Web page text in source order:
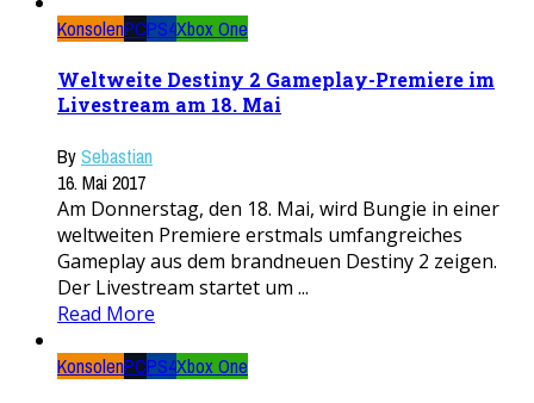
KonsolenPCPS4Xbox One
Weltweite Destiny 2 Gameplay-Premiere im
Livestream am 18. Mai
BySebastian
16. Mai 2017
Am Donnerstag, den 18. Mai, wird Bungie in einer
weltweiten Premiere erstmals umfangreiches
Gameplay aus dem brandneuen Destiny 2 zeigen.
Der Livestream startet um ...
Read More
KonsolenPCPS4Xbox One